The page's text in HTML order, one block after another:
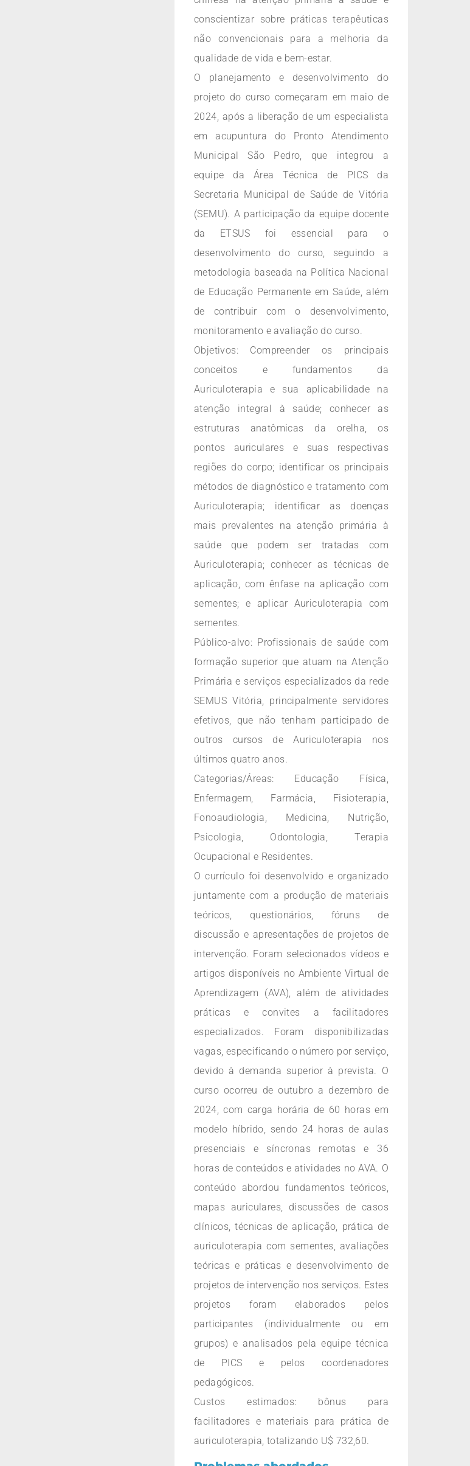
conscientizar sobre práticas terapêuticas
não convencionais para a melhoria da
qualidade de vida e bem-estar.
O planejamento e desenvolvimento do
projeto do curso começaram em maio de
2024, após a liberação de um especialista
em acupuntura do Pronto Atendimento
Municipal São Pedro, que integrou a
equipe da Área Técnica de PICS da
Secretaria Municipal de Saúde de Vitória
(SEMU). A participação da equipe docente
da ETSUS foi essencial para o
desenvolvimento do curso, seguindo a
metodologia baseada na Política Nacional
de Educação Permanente em Saúde, além
de contribuir com o desenvolvimento,
monitoramento e avaliação do curso.
Objetivos: Compreender os principais
conceitos e fundamentos da
Auriculoterapia e sua aplicabilidade na
atenção integral à saúde; conhecer as
estruturas anatômicas da orelha, os
pontos auriculares e suas respectivas
regiões do corpo; identificar os principais
métodos de diagnóstico e tratamento com
Auriculoterapia; identificar as doenças
mais prevalentes na atenção primária à
saúde que podem ser tratadas com
Auriculoterapia; conhecer as técnicas de
aplicação, com ênfase na aplicação com
sementes; e aplicar Auriculoterapia com
sementes.
Público-alvo: Profissionais de saúde com
formação superior que atuam na Atenção
Primária e serviços especializados da rede
SEMUS Vitória, principalmente servidores
efetivos, que não tenham participado de
outros cursos de Auriculoterapia nos
últimos quatro anos.
Categorias/Áreas: Educação Física,
Enfermagem, Farmácia, Fisioterapia,
Fonoaudiologia, Medicina, Nutrição,
Psicologia, Odontologia, Terapia
Ocupacional e Residentes.
O currículo foi desenvolvido e organizado
juntamente com a produção de materiais
teóricos, questionários, fóruns de
discussão e apresentações de projetos de
intervenção. Foram selecionados vídeos e
artigos disponíveis no Ambiente Virtual de
Aprendizagem (AVA), além de atividades
práticas e convites a facilitadores
especializados. Foram disponibilizadas
vagas, especificando o número por serviço,
devido à demanda superior à prevista. O
curso ocorreu de outubro a dezembro de
2024, com carga horária de 60 horas em
modelo híbrido, sendo 24 horas de aulas
presenciais e síncronas remotas e 36
horas de conteúdos e atividades no AVA. O
conteúdo abordou fundamentos teóricos,
mapas auriculares, discussões de casos
clínicos, técnicas de aplicação, prática de
auriculoterapia com sementes, avaliações
teóricas e práticas e desenvolvimento de
projetos de intervenção nos serviços. Estes
projetos foram elaborados pelos
participantes (individualmente ou em
grupos) e analisados pela equipe técnica
de PICS e pelos coordenadores
pedagógicos.
Custos estimados: bônus para
facilitadores e materiais para prática de
auriculoterapia, totalizando U$ 732,60.